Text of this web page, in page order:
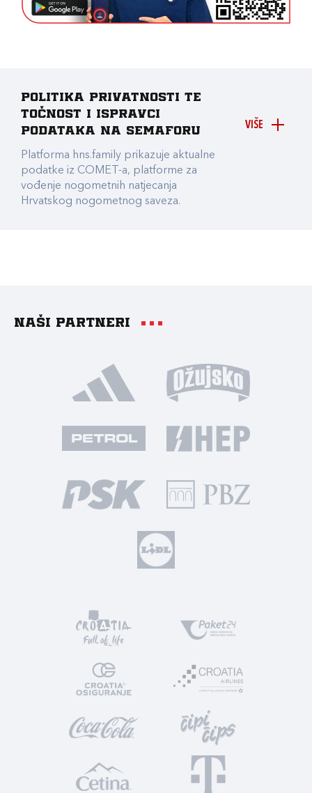
VIŠE
Politika privatnosti te
točnost i ispravci
podataka na Semaforu
Platforma hns.family prikazuje aktualne
podatke iz COMET-a, platforme za
vođenje nogometnih natjecanja
Hrvatskog nogometnog saveza.
Naši partneri